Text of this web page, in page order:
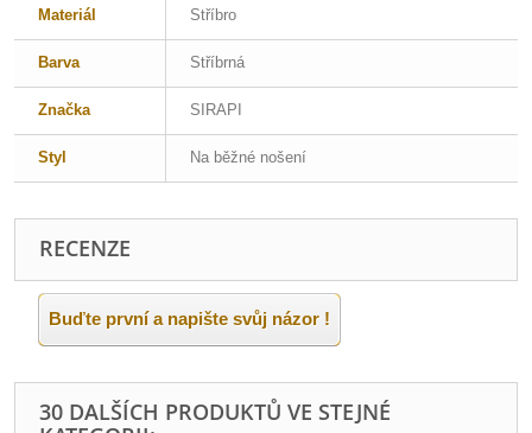
Materiál Stříbro
Barva Stříbrná
Značka SIRAPI
Styl Na běžné nošení
RECENZE
Buďte první a napište svůj názor !
30 DALŠÍCH PRODUKTŮ VE STEJNÉ